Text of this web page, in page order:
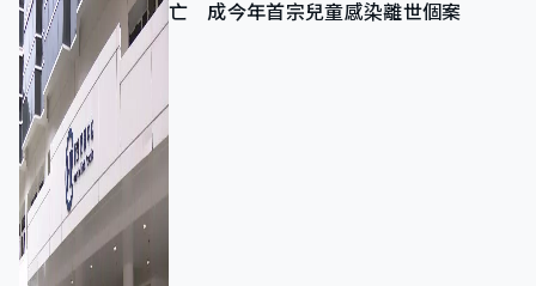
亡 成今年首宗兒童感染離世個案